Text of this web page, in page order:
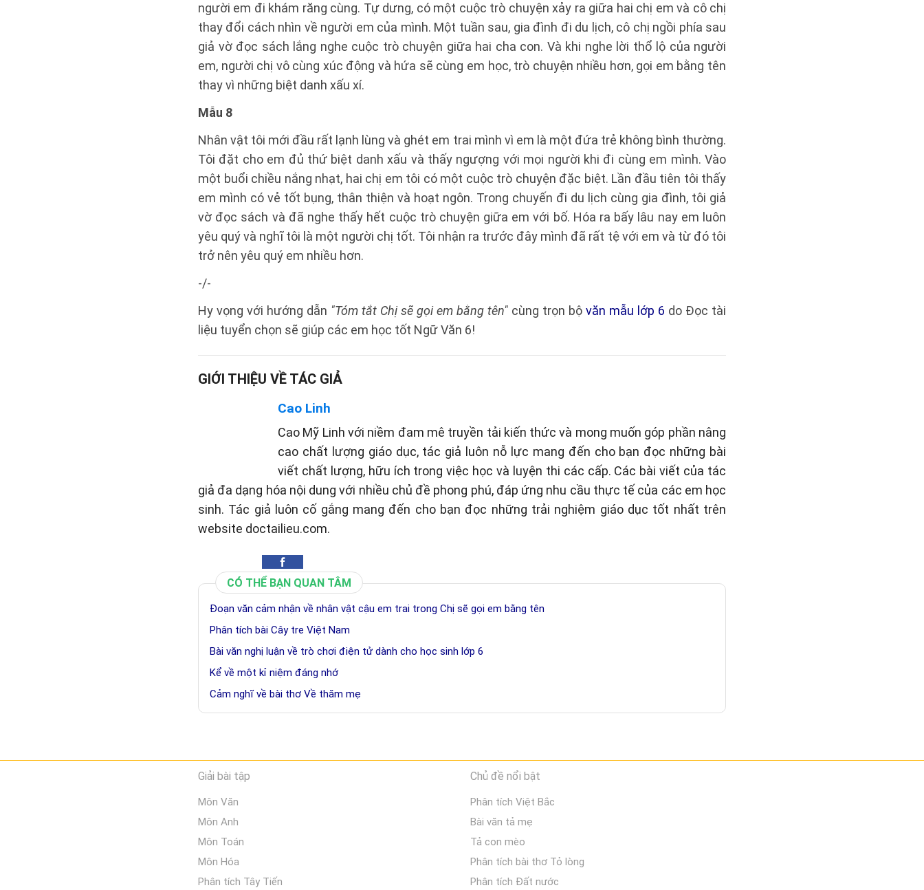
người em đi khám răng cùng. Tự dưng, có một cuộc trò chuyện xảy ra giữa hai chị em và cô chị
thay đổi cách nhìn về người em của mình. Một tuần sau, gia đình đi du lịch, cô chị ngồi phía sau
giả vờ đọc sách lắng nghe cuộc trò chuyện giữa hai cha con. Và khi nghe lời thổ lộ của người
em, người chị vô cùng xúc động và hứa sẽ cùng em học, trò chuyện nhiều hơn, gọi em bằng tên
thay vì những biệt danh xấu xí.
Mẫu 8
Nhân vật tôi mới đầu rất lạnh lùng và ghét em trai mình vì em là một đứa trẻ không bình thường.
Tôi đặt cho em đủ thứ biệt danh xấu và thấy ngượng với mọi người khi đi cùng em mình. Vào
một buổi chiều nắng nhạt, hai chị em tôi có một cuộc trò chuyện đặc biệt. Lần đầu tiên tôi thấy
em mình có vẻ tốt bụng, thân thiện và hoạt ngôn. Trong chuyến đi du lịch cùng gia đình, tôi giả
vờ đọc sách và đã nghe thấy hết cuộc trò chuyện giữa em với bố. Hóa ra bấy lâu nay em luôn
yêu quý và nghĩ tôi là một người chị tốt. Tôi nhận ra trước đây mình đã rất tệ với em và từ đó tôi
trở nên yêu quý em nhiều hơn.
-/-
Hy vọng với hướng dẫn "Tóm tắt Chị sẽ gọi em bằng tên" cùng trọn bộ văn mẫu lớp 6 do Đọc tài
liệu tuyển chọn sẽ giúp các em học tốt Ngữ Văn 6!
GIỚI THIỆU VỀ TÁC GIẢ
Cao Linh
Cao Mỹ Linh với niềm đam mê truyền tải kiến thức và mong muốn góp phần nâng
cao chất lượng giáo dục, tác giả luôn nỗ lực mang đến cho bạn đọc những bài
viết chất lượng, hữu ích trong việc học và luyện thi các cấp. Các bài viết của tác
giả đa dạng hóa nội dung với nhiều chủ đề phong phú, đáp ứng nhu cầu thực tế của các em học
sinh. Tác giả luôn cố gắng mang đến cho bạn đọc những trải nghiệm giáo dục tốt nhất trên
website doctailieu.com.
CÓ THỂ BẠN QUAN TÂM
Đoạn văn cảm nhận về nhân vật cậu em trai trong Chị sẽ gọi em bằng tên
Phân tích bài Cây tre Việt Nam
Bài văn nghị luận về trò chơi điện tử dành cho học sinh lớp 6
Kể về một kỉ niệm đáng nhớ
Cảm nghĩ về bài thơ Về thăm mẹ
Giải bài tập
Môn Văn
Môn Anh
Môn Toán
Môn Hóa
Phân tích Tây Tiến
Chủ đề nổi bật
Phân tích Việt Bắc
Bài văn tả mẹ
Tả con mèo
Phân tích bài thơ Tỏ lòng
Phân tích Đất nước